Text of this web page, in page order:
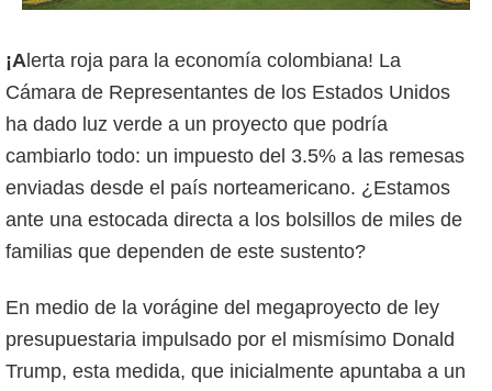
¡Alerta roja para la economía colombiana! La
Cámara de Representantes de los Estados Unidos
ha dado luz verde a un proyecto que podría
cambiarlo todo: un impuesto del 3.5% a las remesas
enviadas desde el país norteamericano. ¿Estamos
ante una estocada directa a los bolsillos de miles de
familias que dependen de este sustento?
En medio de la vorágine del megaproyecto de ley
presupuestaria impulsado por el mismísimo Donald
Trump, esta medida, que inicialmente apuntaba a un